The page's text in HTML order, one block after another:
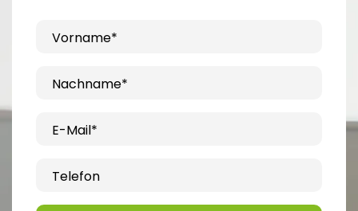
Vorname*
Nachname*
E-Mail*
Telefon